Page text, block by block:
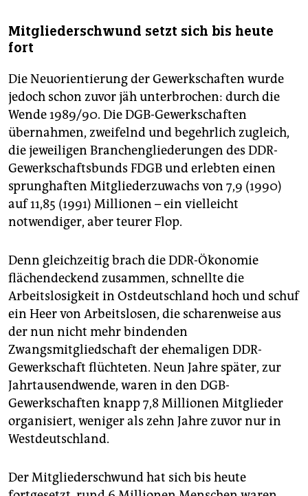
Mitgliederschwund setzt sich bis heute
fort
Die Neuorientierung der Gewerkschaften wurde
jedoch schon zuvor jäh unterbrochen: durch die
Wende 1989/90. Die DGB-Gewerkschaften
übernahmen, zweifelnd und begehrlich zugleich,
die jeweiligen Branchengliederungen des DDR-
Gewerkschaftsbunds FDGB und erlebten einen
sprunghaften Mitgliederzuwachs von 7,9 (1990)
auf 11,85 (1991) Millionen – ein vielleicht
notwendiger, aber teurer Flop.
Denn gleichzeitig brach die DDR-Ökonomie
flächendeckend zusammen, schnellte die
Arbeitslosigkeit in Ostdeutschland hoch und schuf
ein Heer von Arbeitslosen, die scharenweise aus
der nun nicht mehr bindenden
Zwangsmitgliedschaft der ehemaligen DDR-
Gewerkschaft flüchteten. Neun Jahre später, zur
Jahrtausendwende, waren in den DGB-
Gewerkschaften knapp 7,8 Mil­lio­nen Mitglieder
organisiert, weniger als zehn Jahre zuvor nur in
Westdeutschland.
Der Mitgliederschwund hat sich bis heute